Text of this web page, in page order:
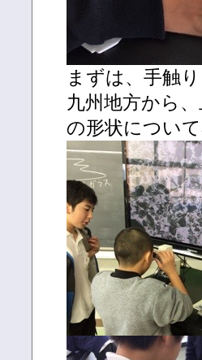
まずは、手触
九州地方から
の形状について